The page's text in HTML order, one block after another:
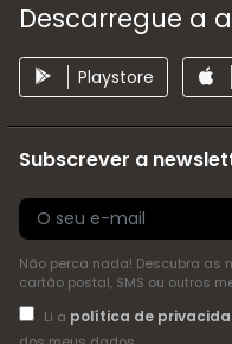
Descarregue a
Playstore
Subscrever a
Não perca nada! Descubra as
cartão postal, SMS ou outros
Li a política de